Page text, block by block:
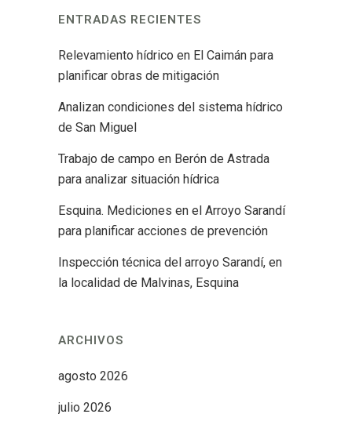
ENTRADAS RECIENTES
Relevamiento hídrico en El Caimán para
planificar obras de mitigación
Analizan condiciones del sistema hídrico
de San Miguel
Trabajo de campo en Berón de Astrada
para analizar situación hídrica
Esquina. Mediciones en el Arroyo Sarandí
para planificar acciones de prevención
Inspección técnica del arroyo Sarandí, en
la localidad de Malvinas, Esquina
ARCHIVOS
agosto 2026
julio 2026